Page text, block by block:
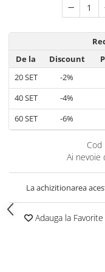
Veste reflectorizante (HI-
Tricouri si bluze
Fesuri, capisoane si
reflectorizante (HI-VIS)
Accesorii
Îmbrăcăminte
MULTIRISC
Costume |
Antichimice | Multirisc
Jachete | Bluze
Multirisc
Pantaloni Antichimici
De la
Discount
20SET -2%
40SET -4%
60SET -6%
Cod
Ai nevoie
La achizitionarea
Adauga la Favorite